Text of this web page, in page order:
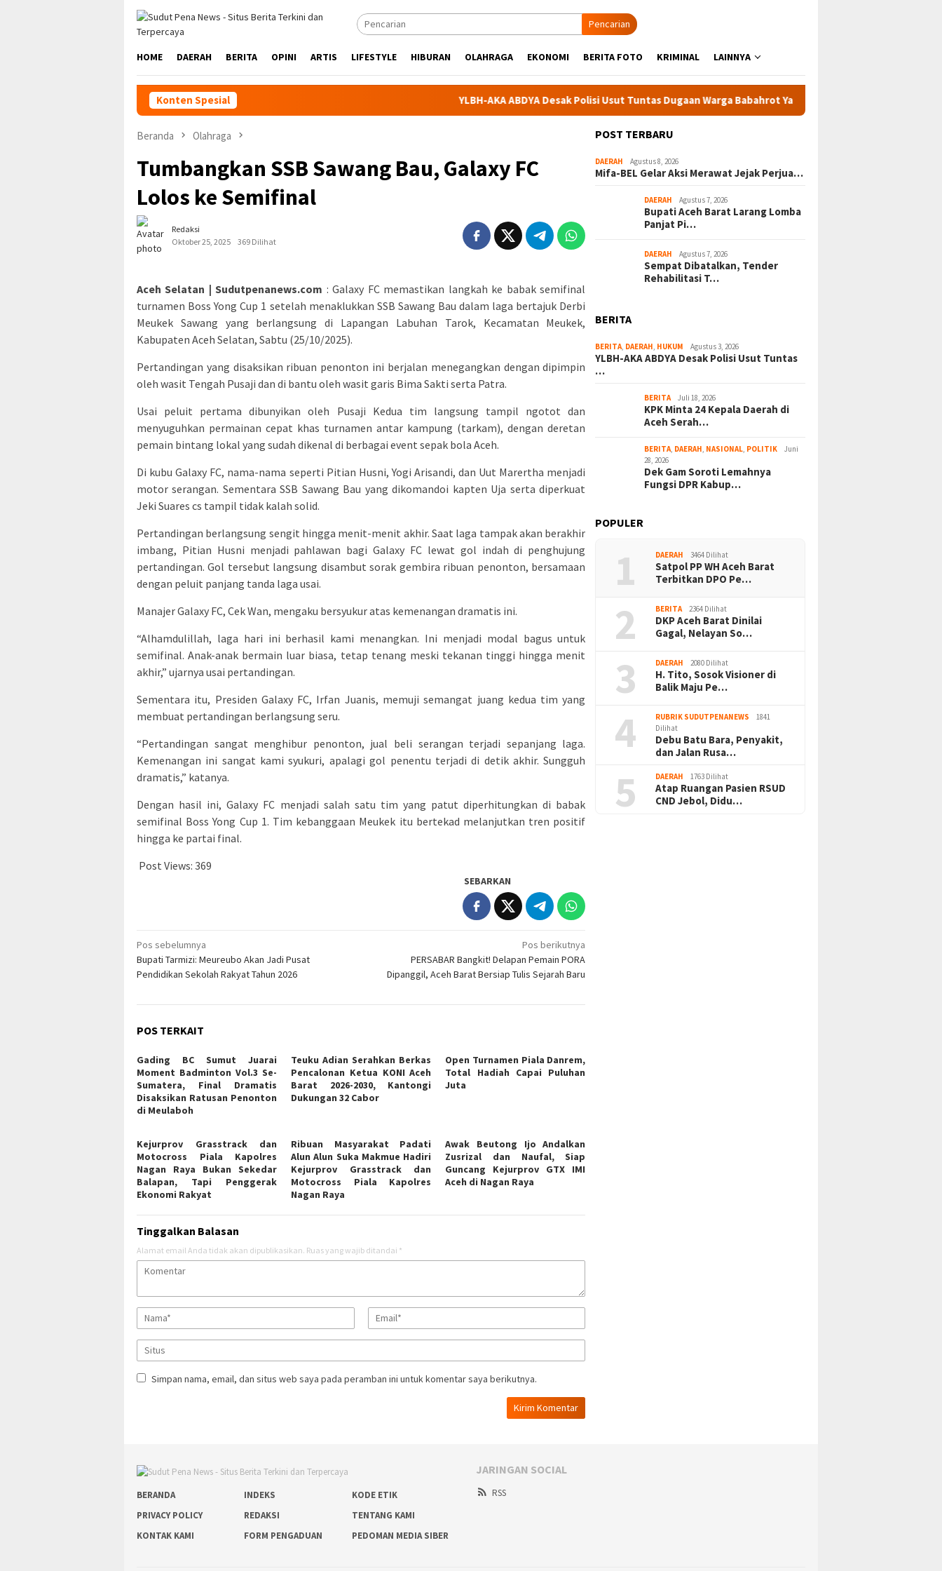
Loncat
konten
Pencarian
HOME DAERAH BERITA OPINI ARTIS LIFESTYLE HIBURAN OLAHRAGA EKONOMI BERITA FOTO KRIMINAL LAINNYA
Konten Spesial YLBH-AKA ABDYA Desak Polisi Usut Tuntas Dugaan Warga Babahrot Yang Hilang Secara Misterius
Beranda Olahraga
Tumbangkan SSB Sawang Bau, Galaxy FC
Lolos ke Semifinal
Redaksi
Oktober 25, 2025
369 Dilihat
Aceh Selatan | Sudutpenanews.com : Galaxy FC memastikan langkah ke babak semifinal
turnamen Boss Yong Cup 1 setelah menaklukkan SSB Sawang Bau dalam laga bertajuk Derbi
Meukek Sawang yang berlangsung di Lapangan Labuhan Tarok, Kecamatan Meukek,
Kabupaten Aceh Selatan, Sabtu (25/10/2025).
Pertandingan yang disaksikan ribuan penonton ini berjalan menegangkan dengan dipimpin
oleh wasit Tengah Pusaji dan di bantu oleh wasit garis Bima Sakti serta Patra.
Usai peluit pertama dibunyikan oleh Pusaji Kedua tim langsung tampil ngotot dan
menyuguhkan permainan cepat khas turnamen antar kampung (tarkam), dengan deretan
pemain bintang lokal yang sudah dikenal di berbagai event sepak bola Aceh.
Di kubu Galaxy FC, nama-nama seperti Pitian Husni, Yogi Arisandi, dan Uut Marertha menjadi
motor serangan. Sementara SSB Sawang Bau yang dikomandoi kapten Uja serta diperkuat
Jeki Suares cs tampil tidak kalah solid.
Pertandingan berlangsung sengit hingga menit-menit akhir. Saat laga tampak akan berakhir
imbang, Pitian Husni menjadi pahlawan bagi Galaxy FC lewat gol indah di penghujung
pertandingan. Gol tersebut langsung disambut sorak gembira ribuan penonton, bersamaan
dengan peluit panjang tanda laga usai.
Manajer Galaxy FC, Cek Wan, mengaku bersyukur atas kemenangan dramatis ini.
“Alhamdulillah, laga hari ini berhasil kami menangkan. Ini menjadi modal bagus untuk
semifinal. Anak-anak bermain luar biasa, tetap tenang meski tekanan tinggi hingga menit
akhir,” ujarnya usai pertandingan.
Sementara itu, Presiden Galaxy FC, Irfan Juanis, memuji semangat juang kedua tim yang
membuat pertandingan berlangsung seru.
“Pertandingan sangat menghibur penonton, jual beli serangan terjadi sepanjang laga.
Kemenangan ini sangat kami syukuri, apalagi gol penentu terjadi di detik akhir. Sungguh
dramatis,” katanya.
Dengan hasil ini, Galaxy FC menjadi salah satu tim yang patut diperhitungkan di babak
semifinal Boss Yong Cup 1. Tim kebanggaan Meukek itu bertekad melanjutkan tren positif
hingga ke partai final.
Post Views: 369
SEBARKAN
Navigasi
pos
Pos sebelumnya
Bupati Tarmizi: Meureubo Akan Jadi Pusat
Pendidikan Sekolah Rakyat Tahun 2026
Pos berikutnya
PERSABAR Bangkit! Delapan Pemain PORA
Dipanggil, Aceh Barat Bersiap Tulis Sejarah Baru
POS TERKAIT
Gading BC Sumut Juarai
Moment Badminton Vol.3 Se-
Sumatera, Final Dramatis
Disaksikan Ratusan Penonton
di Meulaboh
Teuku Adian Serahkan Berkas
Pencalonan Ketua KONI Aceh
Barat 2026-2030, Kantongi
Dukungan 32 Cabor
Open Turnamen Piala Danrem,
Total Hadiah Capai Puluhan
Juta
Kejurprov Grasstrack dan
Motocross Piala Kapolres
Nagan Raya Bukan Sekedar
Balapan, Tapi Penggerak
Ekonomi Rakyat
Ribuan Masyarakat Padati
Alun Alun Suka Makmue Hadiri
Kejurprov Grasstrack dan
Motocross Piala Kapolres
Nagan Raya
Awak Beutong Ijo Andalkan
Zusrizal dan Naufal, Siap
Guncang Kejurprov GTX IMI
Aceh di Nagan Raya
Tinggalkan Balasan
Alamat email Anda tidak akan dipublikasikan. Ruas yang wajib ditandai *
Simpan nama, email, dan situs web saya pada peramban ini untuk komentar saya berikutnya.
POST TERBARU
DAERAH Agustus 8, 2026
Mifa-BEL Gelar Aksi Merawat Jejak Perjua…
DAERAH Agustus 7, 2026
Bupati Aceh Barat Larang Lomba
Panjat Pi…
DAERAH Agustus 7, 2026
Sempat Dibatalkan, Tender
Rehabilitasi T…
BERITA
BERITA, DAERAH, HUKUM Agustus 3, 2026
YLBH-AKA ABDYA Desak Polisi Usut Tuntas
…
BERITA Juli 18, 2026
KPK Minta 24 Kepala Daerah di
Aceh Serah…
BERITA, DAERAH, NASIONAL, POLITIK
Juni
28, 2026
Dek Gam Soroti Lemahnya
Fungsi DPR Kabup…
POPULER
1 DAERAH 3464 Dilihat
Satpol PP WH Aceh Barat
Terbitkan DPO Pe…
2 BERITA 2364 Dilihat
DKP Aceh Barat Dinilai
Gagal, Nelayan So…
3 DAERAH 2080 Dilihat
H. Tito, Sosok Visioner di
Balik Maju Pe…
4 RUBRIK SUDUTPENANEWS
1841
Dilihat
Debu Batu Bara, Penyakit,
dan Jalan Rusa…
5 DAERAH 1763 Dilihat
Atap Ruangan Pasien RSUD
CND Jebol, Didu…
BERANDA INDEKS
KODE ETIK
PRIVACY POLICY
REDAKSI
TENTANG KAMI
KONTAK KAMI
FORM PENGADUAN PEDOMAN MEDIA SIBER
JARINGAN SOCIAL
RSS